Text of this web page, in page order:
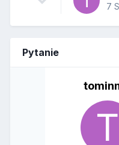
7
Pytanie